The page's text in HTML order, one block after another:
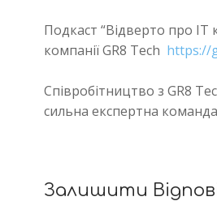
Подкаст “Відверто про IT
компанії GR8 Tech https://
Співробітництво з GR8
сильна експертна
Залишити